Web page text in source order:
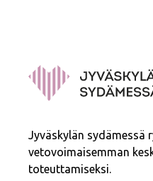
Jyväskylän sydämessä
vetovoimaisemman
toteuttamiseksi.